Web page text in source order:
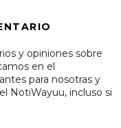
y opiniones sobre
en el
para nosotras y
NotiWayuu, incluso si